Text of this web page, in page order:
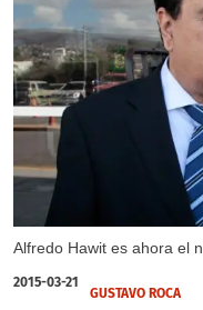
Alfredo Hawit es ahora el
2015-03-21
GUSTAVO ROCA